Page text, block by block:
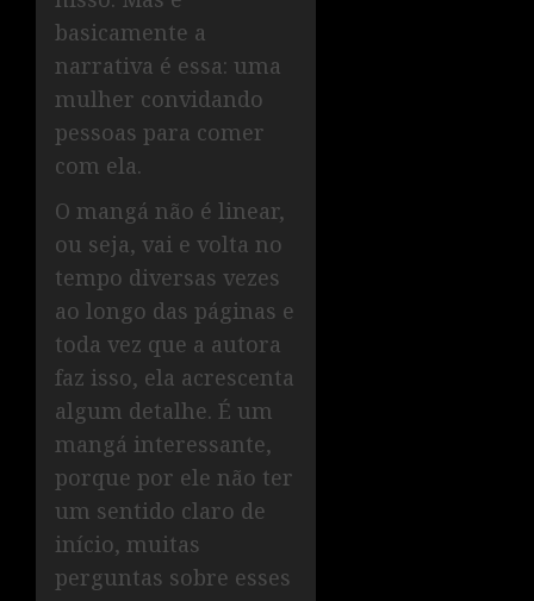
basicamente a
narrativa é essa: uma
mulher convidando
pessoas para comer
com ela.
O mangá não é linear,
ou seja, vai e volta no
tempo diversas vezes
ao longo das páginas e
toda vez que a autora
faz isso, ela acrescenta
algum detalhe. É um
mangá interessante,
porque por ele não ter
um sentido claro de
início, muitas
perguntas sobre esses